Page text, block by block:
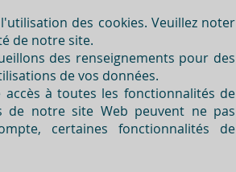
des cookies. Veuillez noter
de notre site.
des renseignements pour des
de vos données.
à toutes les fonctionnalités de
de notre site Web peuvent ne pas
certaines fonctionnalités de